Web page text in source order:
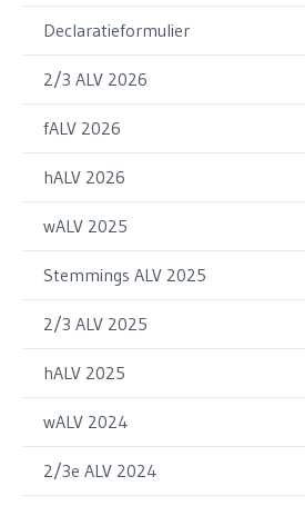
Declaratieformulier
2/3 ALV 2026
fALV 2026
hALV 2026
wALV 2025
Stemmings ALV 2025
2/3 ALV 2025
hALV 2025
wALV 2024
2/3e ALV 2024